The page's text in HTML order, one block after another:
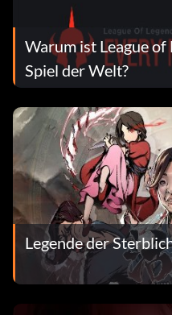
Warum ist League of
Spiel der Welt?
Legende der